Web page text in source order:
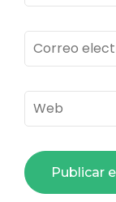
Correo
electrónico*
Web